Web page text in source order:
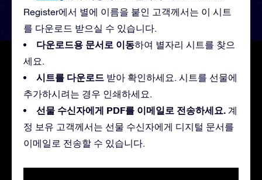
Register에서 별에 이름을 붙인 고객께서는 이 시트
를 다운로드 받으실 수 있습니다.
다운로드용 문서로 이동하여 별자리 시트를 찾으
세요.
시트를 다운로드 받아 확인하세요. 시트를 선물에
추가하시려는 경우 인쇄하세요.
선물 수신자에게 PDF를 이메일로 전송하세요. 계
정 보유 고객께서는 선물 수신자에게 디지털 문서를
이메일로 전송할 수 있습니다.